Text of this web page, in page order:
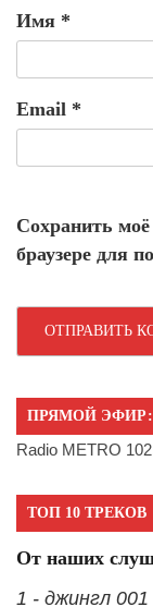
Имя *
Email *
Сохранить
браузере для
ПРЯМОЙ ЭФИР:
Radio METRO
ТОП 10 ТРЕКОВ
От наших
1 - джингл